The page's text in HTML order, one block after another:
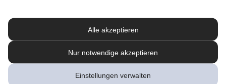
Alle akzeptieren
Nur notwendige akzeptieren
Einstellungen verwalten